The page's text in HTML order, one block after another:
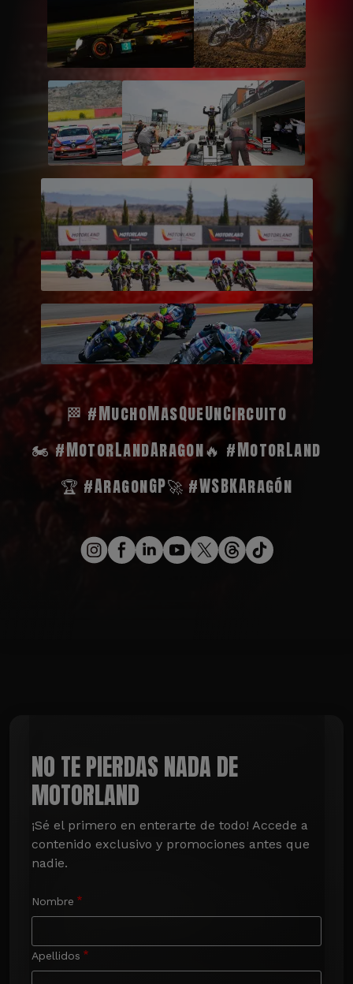
🏁 #MuchoMasQueUnCircuito
🏍️ #MotorLandAragon🔥 #MotorLand
🏆 #AragonGP🚀 #WSBKAragón
NO TE PIERDAS NADA DE
MOTORLAND
¡Sé el primero en enterarte de todo! Accede a
contenido exclusivo y promociones antes que
nadie.
Nombre
Apellidos